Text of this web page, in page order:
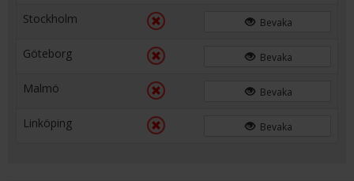
Stockholm Bevaka
Göteborg Bevaka
Malmö Bevaka
Linköping Bevaka